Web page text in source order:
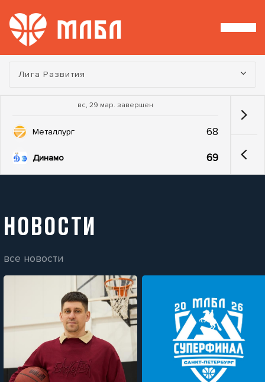
Турнир:
Лига Развития
вс, 29 мар. завершен
Металлург 68
Динамо 69
НОВОСТИ
все новости